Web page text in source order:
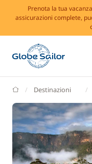
Prenota la tua
assicurazioni complete,
GlobeSailor
Destinazioni